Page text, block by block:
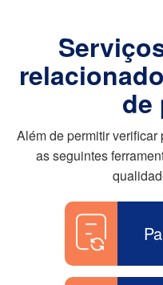
de
Além de permitir
as seguintes